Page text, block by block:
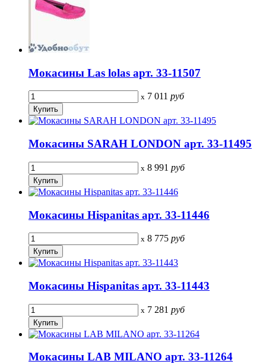
Мокасины Las lolas арт. 33-11507
x 7 011 руб
Мокасины SARAH LONDON арт. 33-11495
x 8 991 руб
Мокасины Hispanitas арт. 33-11446
x 8 775 руб
Мокасины Hispanitas арт. 33-11443
x 7 281 руб
Мокасины LAB MILANO арт. 33-11264